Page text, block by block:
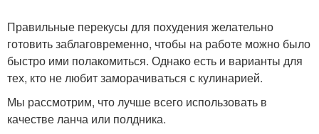
Правильные перекусы для похудения желательно
готовить заблаговременно, чтобы на работе можно было
быстро ими полакомиться. Однако есть и варианты для
тех, кто не любит заморачиваться с кулинарией.
Мы рассмотрим, что лучше всего использовать в
качестве ланча или полдника.